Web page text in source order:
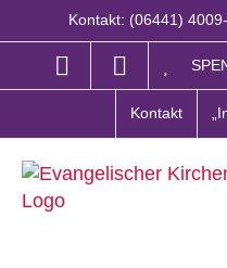
Inhalt
Kontakt: (06441)
Kontakt